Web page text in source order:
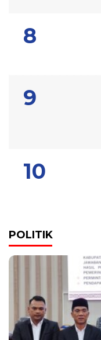
POLITIK